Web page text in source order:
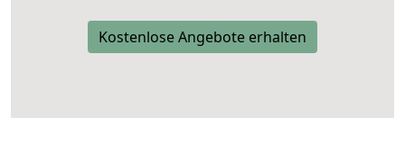
Kostenlose Angebote erhalten